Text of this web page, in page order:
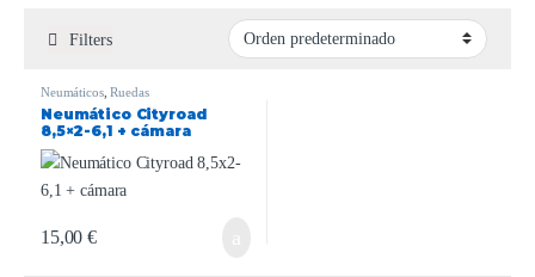
Filters
Neumáticos,Ruedas
Neumático Cityroad
8,5×2-6,1 + cámara
15,00€